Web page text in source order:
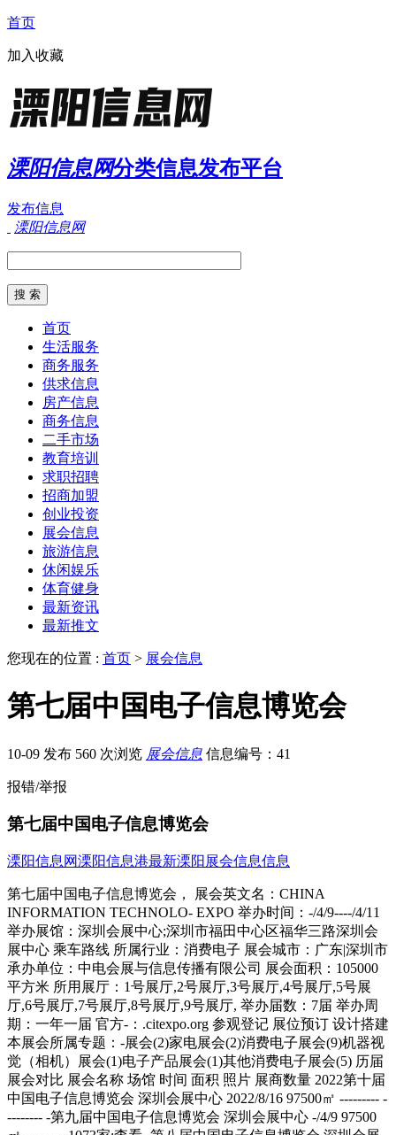
首页
加入收藏
溧阳信息网分类信息发布平台
发布信息
溧阳信息网
首页
生活服务
商务服务
供求信息
房产信息
商务信息
二手市场
教育培训
求职招聘
招商加盟
创业投资
展会信息
旅游信息
休闲娱乐
体育健身
最新资讯
最新推文
您现在的位置 : 首页 > 展会信息
第七届中国电子信息博览会
10-09 发布 560 次浏览 展会信息 信息编号：41
报错/举报
第七届中国电子信息博览会
溧阳信息网溧阳信息港最新溧阳展会信息信息
第七届中国电子信息博览会， 展会英文名：CHINA INFORMATION TECHNOLO- EXPO 举办时间：-/4/9----/4/11 举办展馆：深圳会展中心;深圳市福田中心区福华三路深圳会展中心 乘车路线 所属行业：消费电子 展会城市：广东|深圳市 承办单位：中电会展与信息传播有限公司 展会面积：105000平方米 所用展厅：1号展厅,2号展厅,3号展厅,4号展厅,5号展厅,6号展厅,7号展厅,8号展厅,9号展厅, 举办届数：7届 举办周期：一年一届 官方-：.citexpo.org 参观登记 展位预订 设计搭建 本展会所属专题：-展会(2)家电展会(2)消费电子展会(9)机器视觉（相机）展会(1)电子产品展会(1)其他消费电子展会(5) 历届展会对比 展会名称 场馆 时间 面积 照片 展商数量 2022第十届中国电子信息博览会 深圳会展中心 2022/8/16 97500㎡ --------- --------- -第九届中国电子信息博览会 深圳会展中心 -/4/9 97500㎡ --------- 1073家;查看 -第八届中国电子信息博览会 深圳会展中心 -/8/14 105000㎡ --------- --------- -第七届中国电子信息博览会 深圳会展中心 -/4/9 105000㎡ --------- --------- -第六届中国电子信息博览会 深圳会展中心 -/4/9 105000㎡ --------- 1536家;查看 -第五届中国电子信息博览会 深圳会展中心 -/4/9 105000㎡ --------- --------- -第四届中国电子信息博览会 深圳会展中心 -/4/8 105000㎡ --------- --------- -第三届中国电子信息博览会 深圳会展中心 -/4/9 97500㎡ --------- --------- -第二届中国电子信息博览会 深圳会展中心 -/4/10 97500㎡ --------- 1222家;查看 -第一届中国电子信息博览会 深圳会展中心 -/4/10 82500㎡ --------- --------- 展会简介